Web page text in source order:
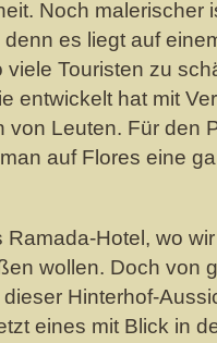
Noch malerischer
es liegt auf
Touristen zu
entwickelt hat mit
von Leuten. Für den
auf Flores eine
Hotel, wo
wollen. Doch von
Hinterhof-
eines mit Blick in